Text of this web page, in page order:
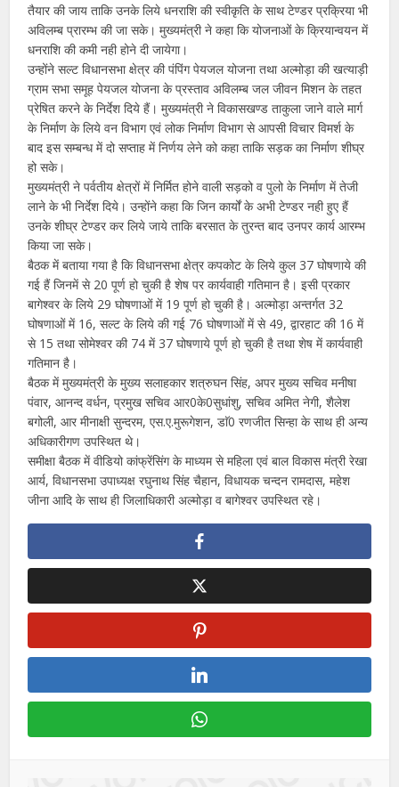
तैयार की जाय ताकि उनके लिये धनराशि की स्वीकृति के साथ टेण्डर प्रक्रिया भी
अविलम्ब प्रारम्भ की जा सके। मुख्यमंत्री ने कहा कि योजनाओं के क्रियान्वयन में
धनराशि की कमी नही होने दी जायेगा।
उन्होंने सल्ट विधानसभा क्षेत्र की पंपिंग पेयजल योजना तथा अल्मोड़ा की खत्याड़ी
ग्राम सभा समूह पेयजल योजना के प्रस्ताव अविलम्ब जल जीवन मिशन के तहत
प्रेषित करने के निर्देश दिये हैं। मुख्यमंत्री ने विकासखण्ड ताकुला जाने वाले मार्ग
के निर्माण के लिये वन विभाग एवं लोक निर्माण विभाग से आपसी विचार विमर्श के
बाद इस सम्बन्ध में दो सप्ताह में निर्णय लेने को कहा ताकि सड़क का निर्माण शीघ्र
हो सके।
मुख्यमंत्री ने पर्वतीय क्षेत्रों में निर्मित होने वाली सड़को व पुलो के निर्माण में तेजी
लाने के भी निर्देश दिये। उन्होंने कहा कि जिन कार्यों के अभी टेण्डर नही हुए हैं
उनके शीघ्र टेण्डर कर लिये जाये ताकि बरसात के तुरन्त बाद उनपर कार्य आरम्भ
किया जा सके।
बैठक में बताया गया है कि विधानसभा क्षेत्र कपकोट के लिये कुल 37 घोषणाये की
गई हैं जिनमें से 20 पूर्ण हो चुकी है शेष पर कार्यवाही गतिमान है। इसी प्रकार
बागेश्वर के लिये 29 घोषणाओं में 19 पूर्ण हो चुकी है। अल्मोड़ा अन्तर्गत 32
घोषणाओं में 16, सल्ट के लिये की गई 76 घोषणाओं में से 49, द्वारहाट की 16 में
से 15 तथा सोमेश्वर की 74 में 37 घोषणाये पूर्ण हो चुकी है तथा शेष में कार्यवाही
गतिमान है।
बैठक में मुख्यमंत्री के मुख्य सलाहकार शत्रुघन सिंह, अपर मुख्य सचिव मनीषा
पंवार, आनन्द वर्धन, प्रमुख सचिव आर0के0सुधांशु, सचिव अमित नेगी, शैलेश
बगोली, आर मीनाक्षी सुन्दरम, एस.ए.मुरूगेशन, डाॅ0 रणजीत सिन्हा के साथ ही अन्य
अधिकारीगण उपस्थित थे।
समीक्षा बैठक में वीडियो कांफ्रेंसिंग के माध्यम से महिला एवं बाल विकास मंत्री रेखा
आर्य, विधानसभा उपाध्यक्ष रघुनाथ सिंह चैहान, विधायक चन्दन रामदास, महेश
जीना आदि के साथ ही जिलाधिकारी अल्मोड़ा व बागेश्वर उपस्थित रहे।